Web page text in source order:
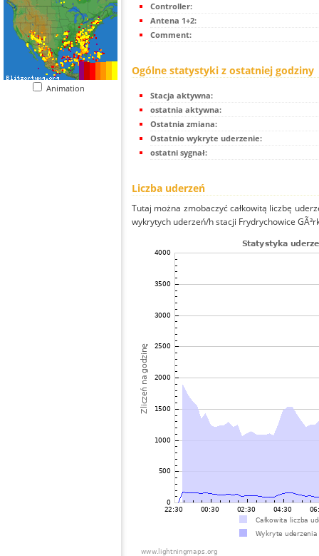
Animation
Controller:
Antena 1+2:
Comment:
Ogólne statystyki z ostatniej godziny
Stacja aktywna:
ostatnia aktywna:
Ostatnia zmiana:
Ostatnio wykryte uderzenie:
ostatni sygnał:
Liczba uderzeń
Tutaj można zmobaczyć całkowitą liczbę
wykrytych uderzeń/h stacji Frydrychowice